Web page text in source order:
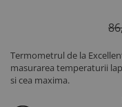
Ventilatie si climatizare
Vitei
Alaptare vitei
Termometrul de la
masurarea temperaturii
si cea maxima.